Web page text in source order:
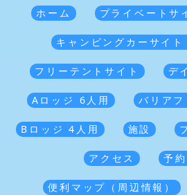
ホーム プライベートサ
キャンピングカーサイト
フリーテントサイト デ
Aロッジ 6人用 バリア
Bロッジ 4人用 施設
アクセス 予約
便利マップ（周辺情報）